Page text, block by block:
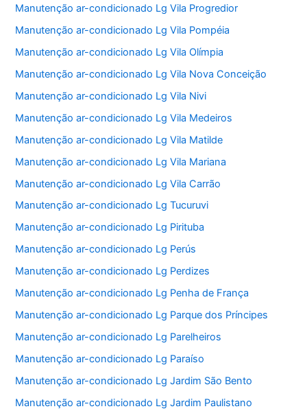
Manutenção ar-condicionado Lg Vila Progredior
Manutenção ar-condicionado Lg Vila Pompéia
Manutenção ar-condicionado Lg Vila Olímpia
Manutenção ar-condicionado Lg Vila Nova Conceição
Manutenção ar-condicionado Lg Vila Nivi
Manutenção ar-condicionado Lg Vila Medeiros
Manutenção ar-condicionado Lg Vila Matilde
Manutenção ar-condicionado Lg Vila Mariana
Manutenção ar-condicionado Lg Vila Carrão
Manutenção ar-condicionado Lg Tucuruvi
Manutenção ar-condicionado Lg Pirituba
Manutenção ar-condicionado Lg Perús
Manutenção ar-condicionado Lg Perdizes
Manutenção ar-condicionado Lg Penha de França
Manutenção ar-condicionado Lg Parque dos Príncipes
Manutenção ar-condicionado Lg Parelheiros
Manutenção ar-condicionado Lg Paraíso
Manutenção ar-condicionado Lg Jardim São Bento
Manutenção ar-condicionado Lg Jardim Paulistano